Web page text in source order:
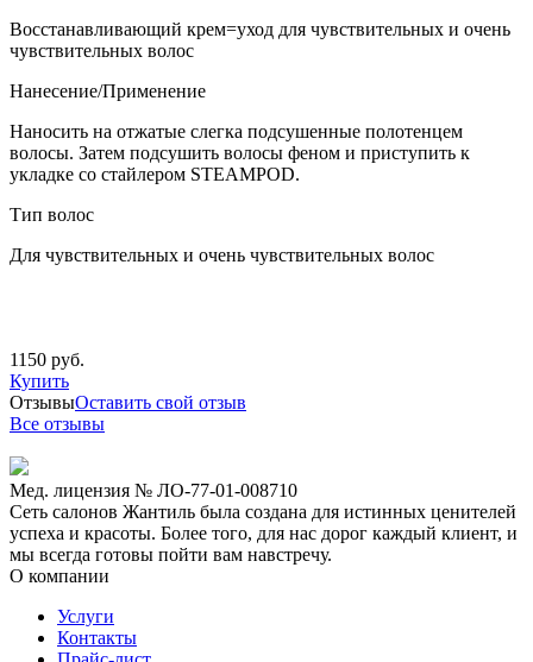
Восстанавливающий крем=уход для чувствительных и очень
чувствительных волос
Нанесение/Применение
Наносить на отжатые слегка подсушенные полотенцем
волосы. Затем подсушить волосы феном и приступить к
укладке со стайлером STEAMPOD.
Тип волос
Для чувствительных и очень чувствительных волос
1150 руб.
Купить
ОтзывыОставить свой отзыв
Все отзывы
Мед. лицензия № ЛО-77-01-008710
Сеть салонов Жантиль была создана для истинных ценителей
успеха и красоты. Более того, для нас дорог каждый клиент, и
мы всегда готовы пойти вам навстречу.
О компании
Услуги
Контакты